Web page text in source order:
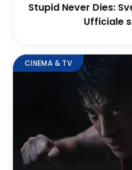
Stupid Never Dies:
Ufficiale
CINEMA & TV